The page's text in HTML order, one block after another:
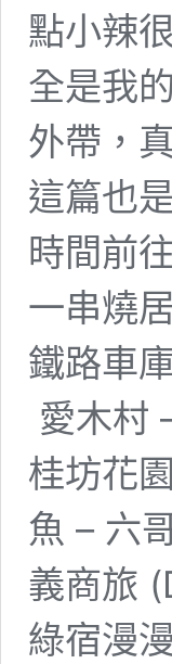
點小辣
全是我
外帶，
這篇也
時間前
一串燒
鐵路車
愛木村
桂坊花
魚 – 六
義商旅
綠宿漫